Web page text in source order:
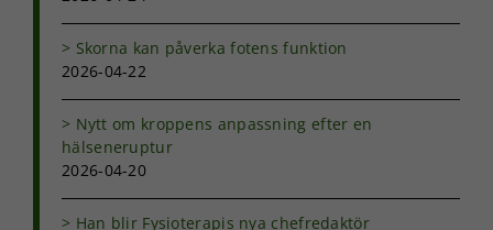
Skorna kan påverka fotens funktion
2026-04-22
Nytt om kroppens anpassning efter en
hälseneruptur
2026-04-20
Han blir Fysioterapis nya chefredaktör